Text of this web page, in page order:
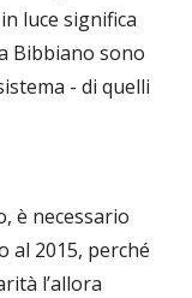
luce significa
Bibbiano sono
- di quelli
è necessario
al 2015, perché
l’allora